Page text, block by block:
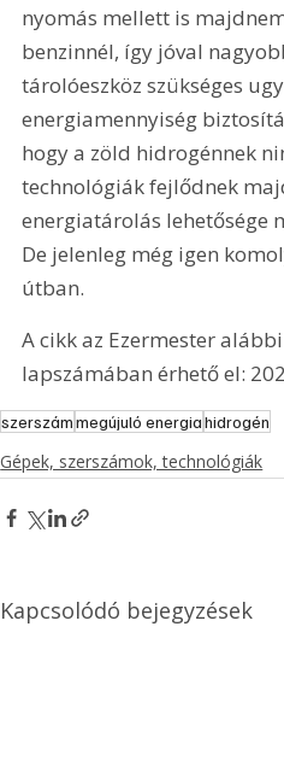
nyomás mellett is
benzinnél, így jóval
tárolóeszköz szükséges
energiamennyiség
hogy a zöld hidrogénnek
technológiák fejlődnek
energiatárolás lehetősége
De jelenleg még igen
útban.
A cikk az Ezermester
lapszámában érhető el:
szerszámmegújuló energiahidrogén
Gépek, szerszámok, technológiák
Kapcsolódó bejegyzések